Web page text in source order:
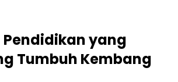
Pendidikan yang
Tumbuh Kembang